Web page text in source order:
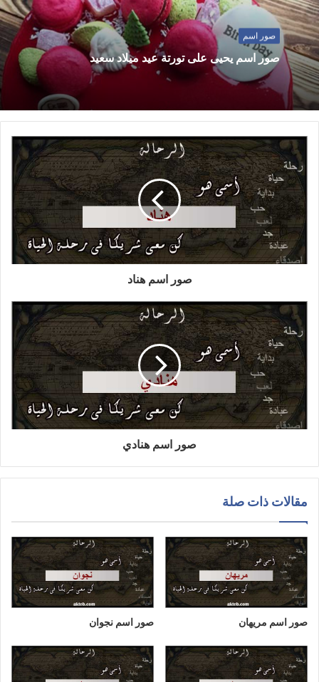
صور اسم
صور اسم يحيى على تورتة عيد ميلاد سعيد
صور اسم هناد
صور اسم هنادي
مقالات ذات صلة
صور اسم مريهان صور اسم نجوان